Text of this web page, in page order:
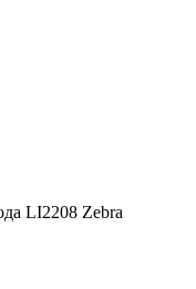
LI2208 Zebra